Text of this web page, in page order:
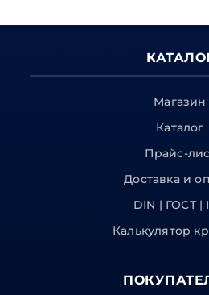
Магазин
Каталог
Прайс-
Доставка и
DIN | ГОСТ |
Калькулятор